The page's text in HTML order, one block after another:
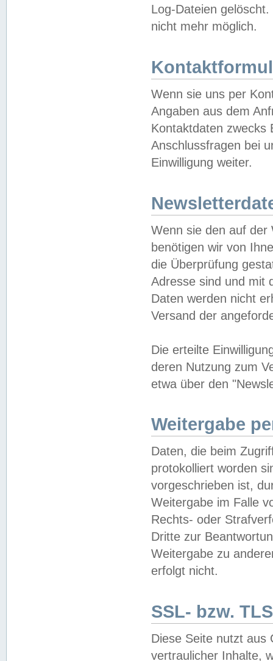
Log-Dateien
nicht mehr möglich.
Wenn sie uns per
Angaben aus dem
Kontaktdaten zwecks
Anschlussfragen bei
Einwilligung weiter.
Wenn sie den auf der
benötigen wir von
die Überprüfung
Adresse sind und mit
Daten werden nicht
Versand der
Die erteilte
deren Nutzung zum
etwa über den
Weitergabe
Daten, die beim
protokolliert worden
vorgeschrieben ist,
Weitergabe im Falle
Rechts- oder
Dritte zur
Weitergabe zu
erfolgt nicht.
SSL- bzw.
Diese Seite nutzt aus
vertraulicher Inhalte,